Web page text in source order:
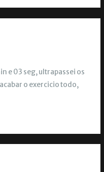
e 03 seg, ultrapassei os
o exercicio todo,